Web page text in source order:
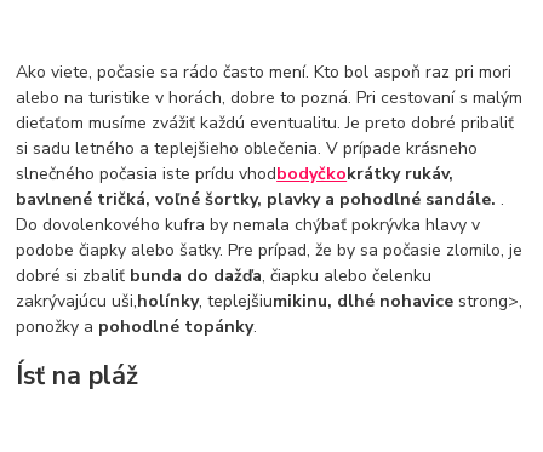
Ako viete, počasie sa rádo často mení. Kto bol aspoň raz pri mori
alebo na turistike v horách, dobre to pozná. Pri cestovaní s malým
dieťaťom musíme zvážiť každú eventualitu. Je preto dobré pribaliť
si sadu letného a teplejšieho oblečenia. V prípade krásneho
slnečného počasia iste prídu vhodbodyčkokrátky rukáv,
bavlnené tričká, voľné šortky, plavky a pohodlné sandále. .
Do dovolenkového kufra by nemala chýbať pokrývka hlavy v
podobe čiapky alebo šatky. Pre prípad, že by sa počasie zlomilo, je
dobré si zbaliť bunda do dažďa, čiapku alebo čelenku
zakrývajúcu uši,holínky, teplejšiumikinu, dlhé nohavice strong>,
ponožky a pohodlné topánky.
Ísť na pláž